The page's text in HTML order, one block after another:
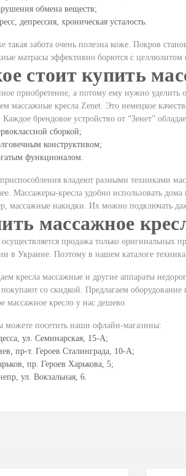
обмена веществ;
депрессия, хроническая усталость.
такая забота очень полезна коже. Покров
матрасыэффективно борются с
стоит купить
приобретение, а потому ему нужно
массажные кресла Zenet. Это немецкое
брендовое устройство от “Зенет”
сборкой;
конструктивом;
функционалом.
владеют разными техниками
Массажеры-кресла удобно использовать
массажные накидки. Их можно подключать
массажное
осуществляется продажа только
в Украине. Поэтому в нашем каталоге
кресла массажные и другие аппараты
со скидкой. Предлагаем оборудование
массажное кресло у нас дешево.
можете посетить наши офлайн-магазины:
ул. Семинарская, 15-А;
пр-т. Героев Сталинграда, 10-А;
пр. Героев Харькова, 5;
ул. Вокзальная, 6.